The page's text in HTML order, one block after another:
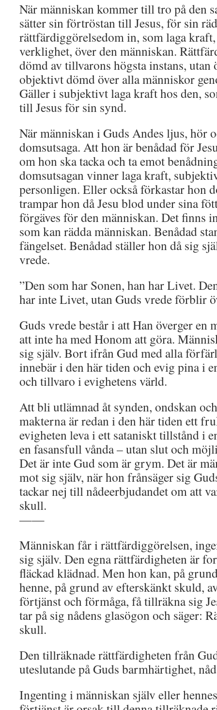
När människan kommer till tro på den
sätter sin förtröstan till Jesus, för sin
rättfärdiggörelsedom in, som laga
verklighet, över den människan.
dömd av tillvarons högsta instans, utan
objektivt dömd över alla människor
Gäller i subjektivt laga kraft hos den,
till Jesus för sin synd.
När människan i Guds Andes ljus, hör
domsutsaga. Att hon är benådad för
om hon ska tacka och ta emot
domsutsagan vinner laga kraft,
personligen. Eller också förkastar hon
trampar hon då Jesu blod under sina
förgäves för den människan. Det finns
som kan rädda människan. Benådad
fängelset. Benådad ställer hon då sig
vrede.
”Den som har Sonen, han har Livet.
har inte Livet, utan Guds vrede förblir
Guds vrede består i att Han överger en
att inte ha med Honom att göra.
sig själv. Bort ifrån Gud med alla
innebär i den här tiden och evig pina i
och tillvaro i evighetens värld.
Att bli utlämnad åt synden, ondskan
makterna är redan i den här tiden ett
evigheten leva i ett sataniskt tillstånd i
en fasansfull vånda – utan slut och
Det är inte Gud som är grym. Det är
mot sig själv, när hon frånsäger sig
tackar nej till nådeerbjudandet om att
skull.
——
Människan får i rättfärdiggörelsen,
sig själv. Den egna rättfärdigheten är
fläckad klädnad. Men hon kan, på
henne, på grund av efterskänkt skuld,
förtjänst och förmåga, få tillräkna sig
tar på sig nådens glasögon och säger:
skull.
Den tillräknade rättfärdigheten från
uteslutande på Guds barmhärtighet,
Ingenting i människan själv eller